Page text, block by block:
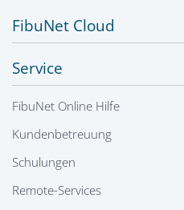
FibuNet Cloud
Service
FibuNet Online Hilfe
Kundenbetreuung
Schulungen
Remote-Services